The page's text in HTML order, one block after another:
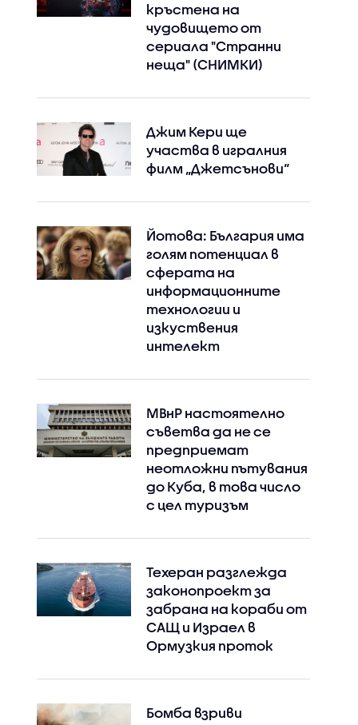
кръстена на
чудовището от
сериала "Странни
неща" (СНИМКИ)
Джим Кери ще
участва в игралния
филм „Джетсънови“
Йотова: България има
голям потенциал в
сферата на
информационните
технологии и
изкуствения
интелект
МВнР настоятелно
съветва да не се
предприемат
неотложни пътувания
до Куба, в това число
с цел туризъм
Техеран разглежда
законопроект за
забрана на кораби от
САЩ и Израел в
Ормузкия проток
Бомба взриви